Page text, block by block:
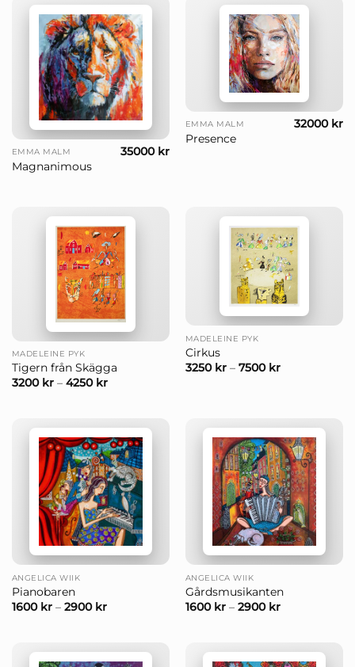
EMMA MALM
Magnanimous
35000 kr
EMMA MALM
Presence
32000 kr
MADELEINE PYK
Tigern från Skägga
3200 kr– 4250 kr
MADELEINE PYK
Cirkus
3250 kr– 7500 kr
ANGELICA WIIK
Pianobaren
1600 kr– 2900 kr
ANGELICA WIIK
Gårdsmusikanten
1600 kr– 2900 kr